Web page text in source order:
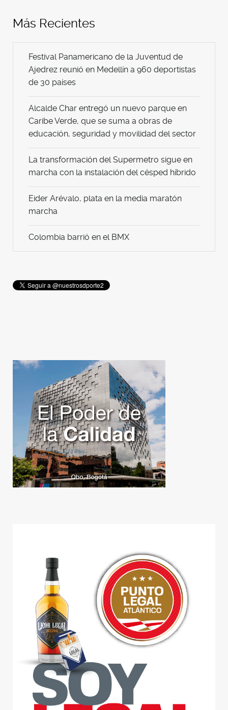
Más Recientes
Festival Panamericano de la Juventud de
Ajedrez reunió en Medellín a 960 deportistas
de 30 países
Alcalde Char entregó un nuevo parque en
Caribe Verde, que se suma a obras de
educación, seguridad y movilidad del sector
La transformación del Supermetro sigue en
marcha con la instalación del césped híbrido
Eider Arévalo, plata en la media maratón
marcha
Colombia barrió en el BMX